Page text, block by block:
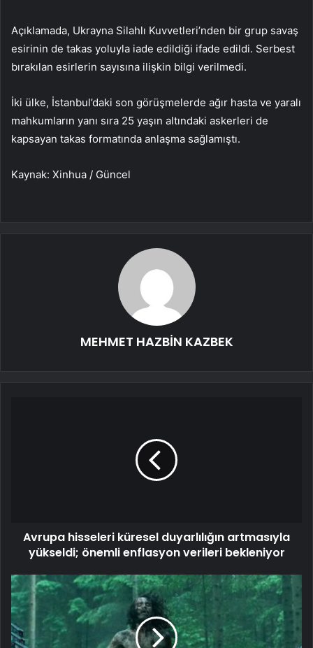
Açıklamada, Ukrayna Silahlı Kuvvetleri’nden bir grup savaş
esirinin de takas yoluyla iade edildiği ifade edildi. Serbest
bırakılan esirlerin sayısına ilişkin bilgi verilmedi.
İki ülke, İstanbul’daki son görüşmelerde ağır hasta ve yaralı
mahkumların yanı sıra 25 yaşın altındaki askerleri de
kapsayan takas formatında anlaşma sağlamıştı.
Kaynak: Xinhua / Güncel
MEHMET HAZBİN KAZBEK
Avrupa hisseleri küresel duyarlılığın artmasıyla
yükseldi; önemli enflasyon verileri bekleniyor